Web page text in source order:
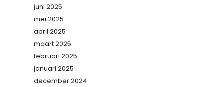
juni 2025
mei 2025
april 2025
maart 2025
februari 2025
januari 2025
december 2024